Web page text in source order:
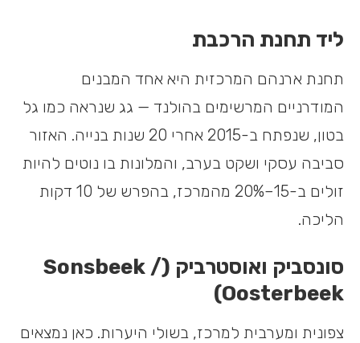
ליד תחנת הרכבת
תחנת ארנהם המרכזית היא אחד המבנים
המודרניים המרשימים בהולנד — גג שנראה כמו גל
בטון, שנפתח ב-2015 אחרי 20 שנות בנייה. האזור
סביבה עסקי ושקט בערב, והמלונות בו נוטים להיות
זולים ב-15–20% מהמרכז, בהפרש של 10 דקות
הליכה.
סונסביק ואוסטרביק (Sonsbeek /
Oosterbeek)
צפונית ומערבית למרכז, בשולי היערות. כאן נמצאים